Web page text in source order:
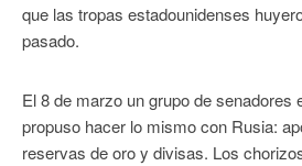
que las tropas estadounidenses
pasado.
El 8 de marzo un grupo de senadores
propuso hacer lo mismo con Rusia:
reservas de oro y divisas. Los